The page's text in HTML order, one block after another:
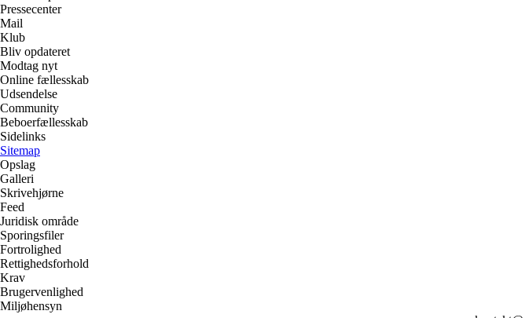
Pressecenter
Mail
Klub
Bliv opdateret
Modtag nyt
Online fællesskab
Udsendelse
Community
Beboerfællesskab
Sidelinks
Sitemap
Opslag
Galleri
Skrivehjørne
Feed
Juridisk område
Sporingsfiler
Fortrolighed
Rettighedsforhold
Krav
Brugervenlighed
Miljøhensyn